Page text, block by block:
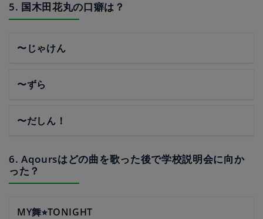
5. 国木田花丸の口癖は？
〜じゃけん
〜ずら
〜だしん！
6. Aqoursはどの曲を歌った後で学校説明会に向か
った？
MY舞⭐︎TONIGHT